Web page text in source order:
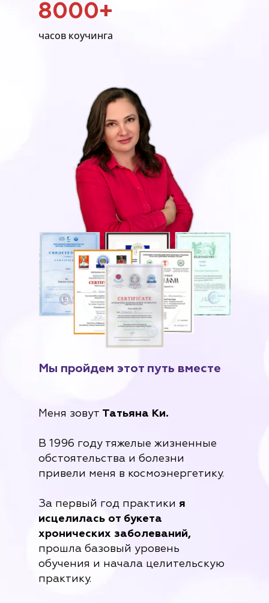
8000+
часов коучинга
Меня зовут Татьяна Ки.
В 1996 году тяжелые жизненные
обстоятельства и болезни
привели меня в космоэнергетику.
За первый год практики я
исцелилась от букета
хронических заболеваний,
прошла базовый уровень
обучения и начала целительскую
практику.
Мы пройдем этот путь вместе